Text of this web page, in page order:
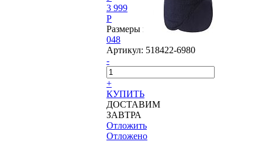
3 999
P
Размеры в наличии:
048
Артикул: 518422-6980
-
+
КУПИТЬ
ДОСТАВИМ
ЗАВТРА
Отложить
Отложено